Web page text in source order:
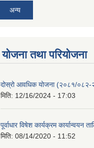
अन्य
योजना तथा परियोजना
दोस्रो आवधिक योजना (२०८१/
मिति: 12/16/2024 - 17:03
पूर्वाधार विषेश कार्यक्रम कार्यान्वयन
मिति: 08/14/2020 - 11:52